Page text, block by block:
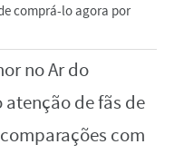
comprá-lo agora por
no Ar do
de fãs de
com